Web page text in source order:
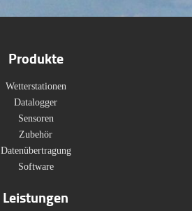
Produkte
Wetterstationen
Datalogger
Sensoren
Zubehör
Datenübertragung
Software
Leistungen